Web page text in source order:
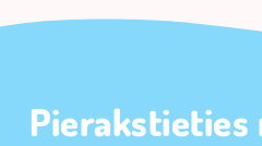
Pierakstieties